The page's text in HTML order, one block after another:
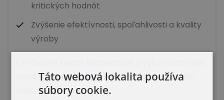
kritických hodnôt
Zvýšenie efektívnosti, spoľahlivosti a kvality
výroby
výroby?Kontaktujte nása navrhneme vám
riešenie na mieru.
Táto webová lokalita používa
súbory cookie.